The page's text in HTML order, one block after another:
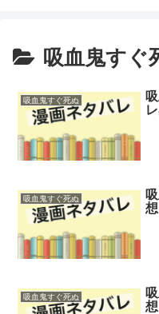
吸血鬼すぐ
吸血鬼すぐ死ぬ
吸血鬼すぐ死ぬ
吸血鬼すぐ死ぬ